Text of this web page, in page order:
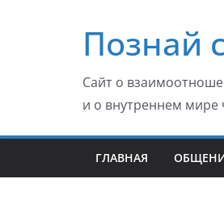
содержимомуПознай
Сайт о
и о внутреннем мире
ГЛАВНАЯ